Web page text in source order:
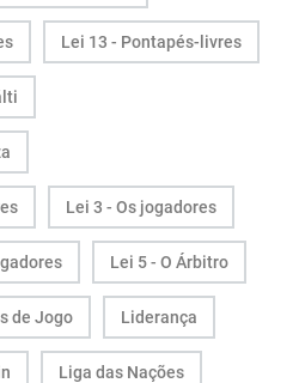
Lei 13 - Pontapés-livres
Lei 3 - Os jogadores
Lei 5 - O Árbitro
de Jogo Liderança
Liga das Nações